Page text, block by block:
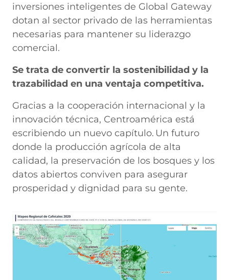
inversiones inteligentes de Global Gateway
dotan al sector privado de las herramientas
necesarias para mantener su liderazgo
comercial.
Se trata de convertir la sostenibilidad y la
trazabilidad en una ventaja competitiva.
Gracias a la cooperación internacional y la
innovación técnica, Centroamérica está
escribiendo un nuevo capítulo. Un futuro
donde la producción agrícola de alta
calidad, la preservación de los bosques y los
datos abiertos conviven para asegurar
prosperidad y dignidad para su gente.